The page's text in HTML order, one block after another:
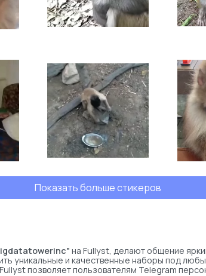
Показать больше стикеров
на Fullyst, делают общение
уникальные и качественные наборы под
, Fullyst позволяет пользователям Telegram